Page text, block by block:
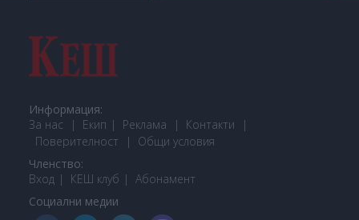
Информация:
За нас
Екип Реклама
Контакти
Поверителност
Общи условия
Членство:
Вход
КЕШ клуб Абонамент
Социални медии